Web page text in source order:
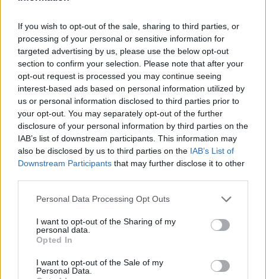
If you wish to opt-out of the sale, sharing to third parties, or
processing of your personal or sensitive information for
targeted advertising by us, please use the below opt-out
section to confirm your selection. Please note that after your
opt-out request is processed you may continue seeing
interest-based ads based on personal information utilized by
us or personal information disclosed to third parties prior to
your opt-out. You may separately opt-out of the further
disclosure of your personal information by third parties on the
IAB’s list of downstream participants. This information may
also be disclosed by us to third parties on the IAB’s List of
Downstream Participants that may further disclose it to other
Personal Data Processing Opt Outs
I want to opt-out of the Sharing of my
personal data.
Opted In
I want to opt-out of the Sale of my
Personal Data.
Commenti
Accedioregistratiper commentare questo
articolo.
L'email è richiesta ma non verrà mostrata ai visitatori. Il contenuto di questo
di VareseNews.it, che rimane autonoma e indipendente. I messaggi inclusi nei
commenti non sono testi giornalistici, ma post inviati dai singoli lettori che
possono essere automaticamente pubblicati senza filtro preventivo. I commenti